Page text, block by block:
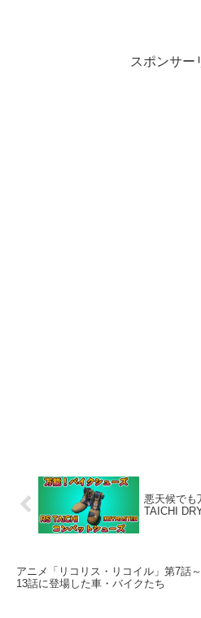
スポンサー
悪天候でも
TAICHI
アニメ「リコリス・リコイル」第7話
13話に登場した車・バイクたち